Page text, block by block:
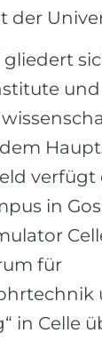
der
gliedert
und
verfügt
in
für
in Celle